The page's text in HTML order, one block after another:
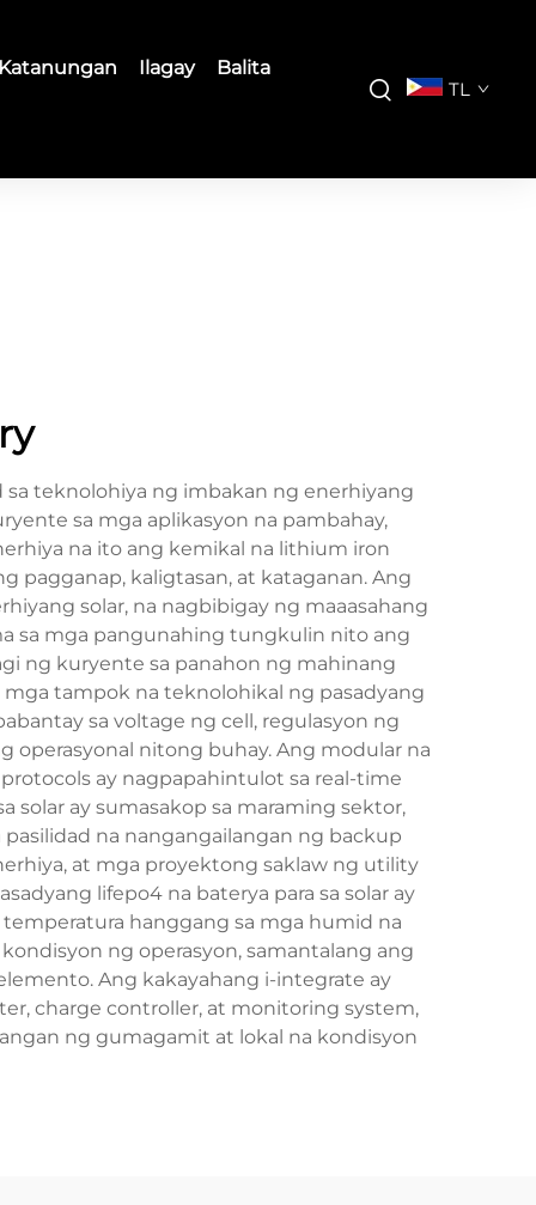
Ilagay
Balita
TL
sa teknolohiya ng imbakan ng enerhiyang
sa mga aplikasyon na pambahay,
na ito ang kemikal na lithium iron
pagganap, kaligtasan, at kataganan. Ang
solar, na nagbibigay ng maaasahang
sa mga pangunahing tungkulin nito ang
ng kuryente sa panahon ng mahinang
mga tampok na teknolohikal ng pasadyang
sa voltage ng cell, regulasyon ng
operasyonal nitong buhay. Ang modular na
ay nagpapahintulot sa real-time
solar ay sumasakop sa maraming sektor,
na nangangailangan ng backup
at mga proyektong saklaw ng utility
lifepo4 na baterya para sa solar ay
hanggang sa mga humid na
ng operasyon, samantalang ang
Ang kakayahang i-integrate ay
charge controller, at monitoring system,
ng gumagamit at lokal na kondisyon